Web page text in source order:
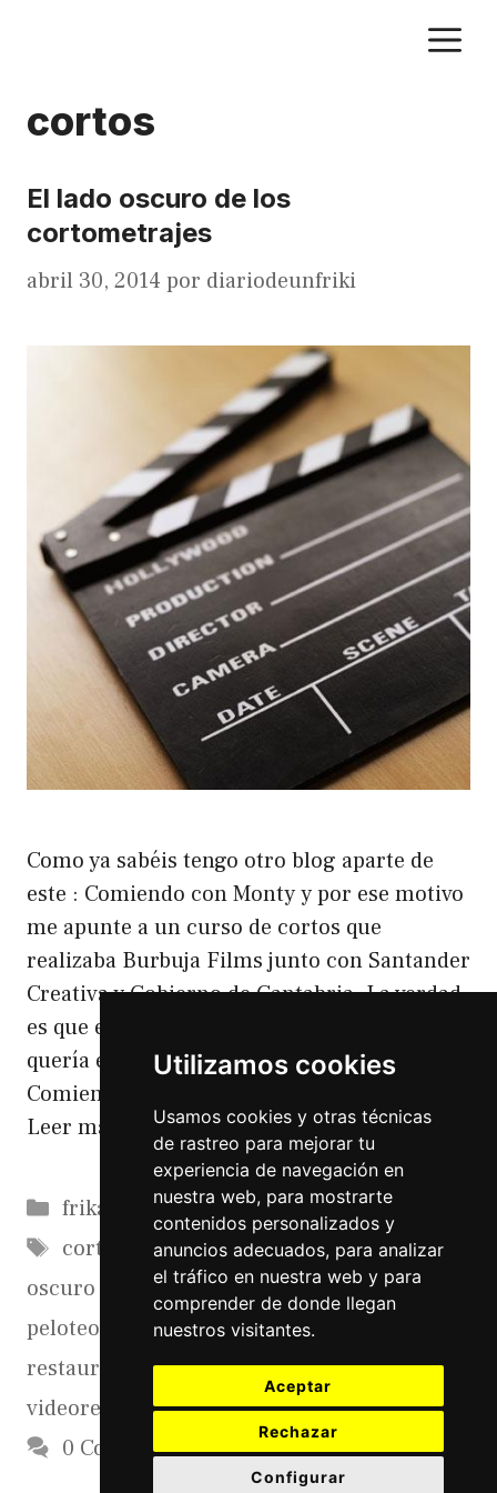
Utilizamos cookies
Usamos cookies y otras técnicas
de rastreo para mejorar tu
experiencia de navegación en
nuestra web, para mostrarte
contenidos personalizados y
anuncios adecuados, para analizar
el tráfico en nuestra web y para
comprender de donde llegan
nuestros visitantes.
Aceptar
Rechazar
Configurar
cortos
El lado oscuro de los
cortometrajes
abril 30, 2014 por diariodeunfriki
Como ya sabéis tengo otro blog aparte de
este : Comiendo con Monty y por ese motivo
me apunte a un curso de cortos que
realizaba Burbuja Films junto con Santander
Creativa y Gobierno de Cantabria. La verdad
es que el curso estaba muy bien y como yo
quería explotar la faceta comercial de
Comiendo con Monty,sobre todo para …
Leer más
Categorías
frikadas
Etiquetas
cortos crowdfunding,financiacion,lado
oscuro de los cortos ,mecenazgo, patrocinio
peloteo
redes sociales,reportaje
restaurantes ,rodaje de cortometrajes,
videoreportajes restaurantes
0 Comments